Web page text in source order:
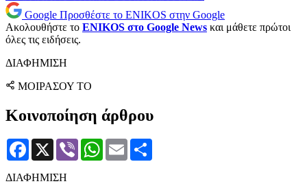
Google Προσθέστε το ENIKOS στην Google
Ακολουθήστε το ENIKOS στο Google News και μάθετε πρώτοι
όλες τις ειδήσεις.
ΔΙΑΦΗΜΙΣΗ
ΜΟΙΡΑΣΟΥ ΤΟ
Κοινοποίηση άρθρου
Facebook
X Viber WhatsApp
Email
ΔΙΑΦΗΜΙΣΗ